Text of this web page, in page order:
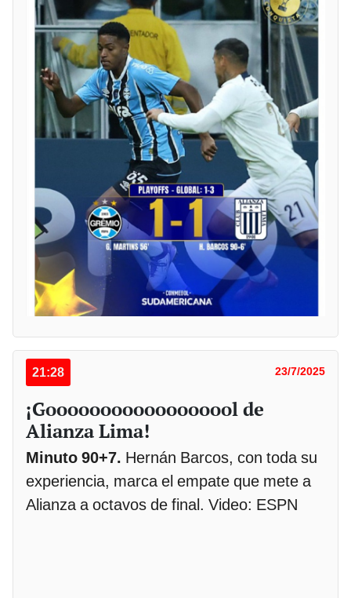
21:28 23/7/2025
¡Goooooooooooooooool de
Alianza Lima!
Minuto 90+7. Hernán Barcos, con toda su
experiencia, marca el empate que mete a
Alianza a octavos de final. Video: ESPN